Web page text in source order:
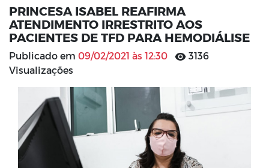
PRINCESA ISABEL REAFIRMA
ATENDIMENTO IRRESTRITO AOS
PACIENTES DE TFD PARA HEMODIÁLISE
Publicado em 09/02/2021 às 12:30
3136
Visualizações